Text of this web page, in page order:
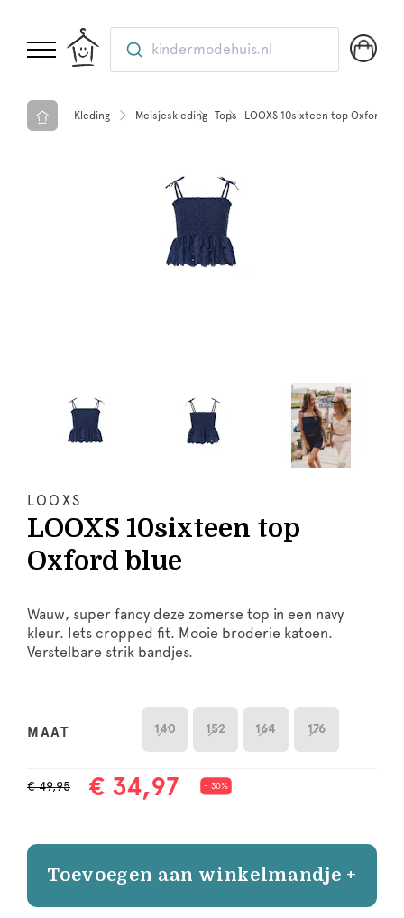
kindermodehuis.nl
Kleding Meisjeskleding Tops LOOXS 10sixteen top Oxford
LOOXS
LOOXS 10sixteen top
Oxford blue
Wauw, super fancy deze zomerse top in een navy
kleur. Iets cropped fit. Mooie broderie katoen.
Verstelbare strik bandjes.
MAAT 140 152 164 176
€ 49,95 € 34,97 - 30%
Toevoegen aan winkelmandje +